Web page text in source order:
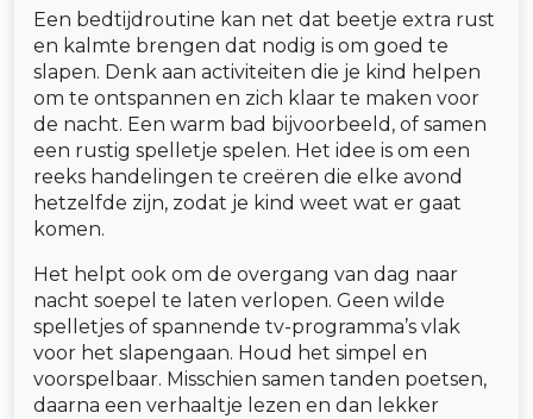
Een bedtijdroutine kan net dat beetje extra rust
en kalmte brengen dat nodig is om goed te
slapen. Denk aan activiteiten die je kind helpen
om te ontspannen en zich klaar te maken voor
de nacht. Een warm bad bijvoorbeeld, of samen
een rustig spelletje spelen. Het idee is om een
reeks handelingen te creëren die elke avond
hetzelfde zijn, zodat je kind weet wat er gaat
komen.
Het helpt ook om de overgang van dag naar
nacht soepel te laten verlopen. Geen wilde
spelletjes of spannende tv-programma’s vlak
voor het slapengaan. Houd het simpel en
voorspelbaar. Misschien samen tanden poetsen,
daarna een verhaaltje lezen en dan lekker